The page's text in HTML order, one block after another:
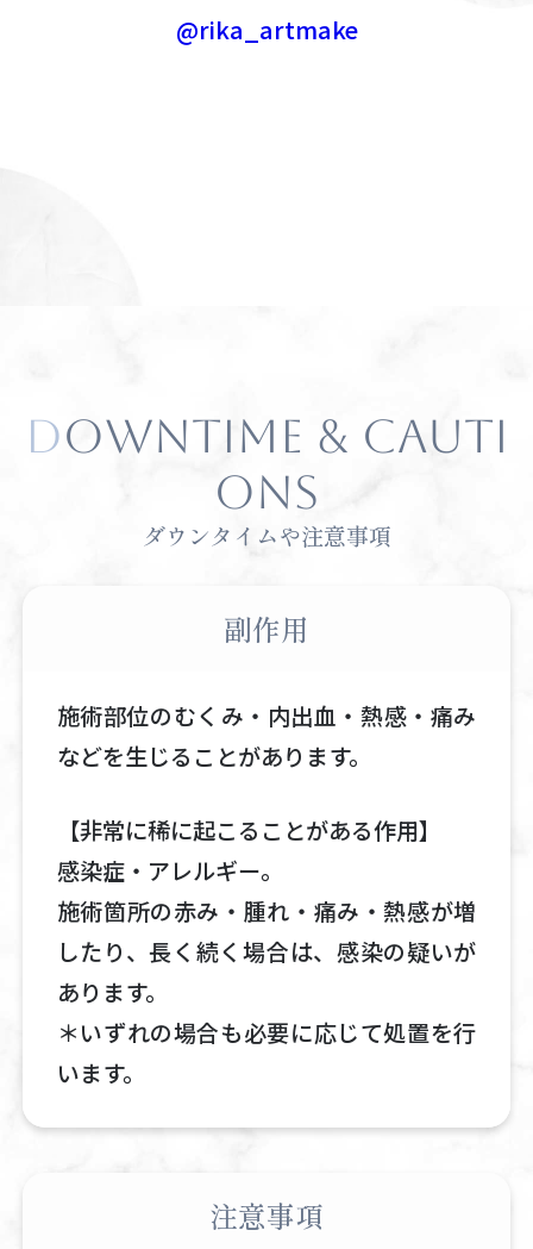
@rika_artmake
DOWNTIME & CAUTI
ONS
ダウンタイムや注意事項
副作用
施術部位のむくみ・内出血・熱感・痛み
などを生じることがあります。
【非常に稀に起こることがある作用】
感染症・アレルギー。
施術箇所の赤み・腫れ・痛み・熱感が増
したり、長く続く場合は、感染の疑いが
あります。
＊いずれの場合も必要に応じて処置を行
います。
注意事項